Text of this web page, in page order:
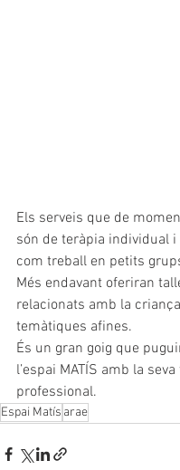
Els serveis que de
són de teràpia individual
com treball en petits
Més endavant oferiran
relacionats amb la
temàtiques afines.
És un gran goig que
l’espai MATÍS amb la
professional.
Espai Matís arae